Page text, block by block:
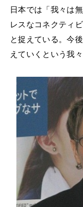
日本では「我々は
レスなコネクティ
と捉えている。今
えていくという我